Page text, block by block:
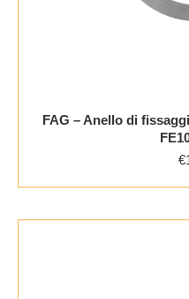
FAG – Anello di
€